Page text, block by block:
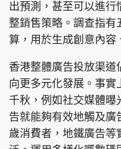
出預測，甚至可以進行
整銷售策略。調查指有
算，用於生成創意內容
香港整體廣告投放渠道
向更多元化發展。事實
千秋，例如社交媒體
告就能夠有效地觸及
歲消費者，地鐵廣告